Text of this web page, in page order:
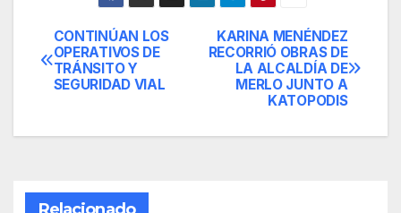
Navegación
de
KARINA MENÉNDEZ
RECORRIÓ OBRAS DE
LA ALCALDÍA DE
MERLO JUNTO A
KATOPODIS
CONTINÚAN LOS
OPERATIVOS DE
TRÁNSITO Y
SEGURIDAD VIAL
Relacionado